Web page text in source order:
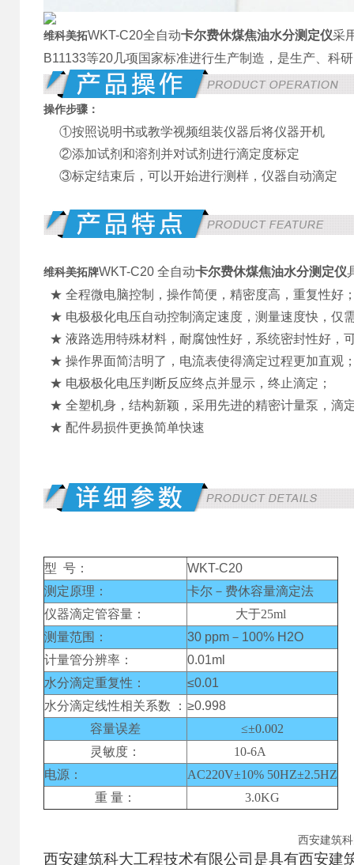
维科美拓WKT-C20全自动卡尔费休煤焦油水分测定仪采
B11133等20几项国家标准进行生产制造，是生产、科
操作步骤：
①按照说明书或教学视频组装仪器后将仪器开机
②添加试剂和溶剂并对试剂进行滴定度标定
③标定结束后，可以开始进行测样，仪器自动滴定
维科美拓牌WKT-C20 全自动卡尔费休煤焦油水分测定仪
★ 全程微电脑控制，操作简便，精密度高，重复性好
★ 电极极化电压自动控制滴定速度，测量速度快，仅
★ 液路选用特殊材料，耐腐蚀性好，系统密封性好，
★ 操作界面简洁明了，电流表使得滴定过程更加直观
★ 电极极化电压判断反应终点并显示，终止滴定；
★ 全塑机身，结构新颖， 采用先进的精密计量泵，滴
★ 配件易损件更换简单快速
型 号：
WKT-C20
测定原理：
卡尔－费休容量滴定法
仪器滴定管容量：
大于25ml
测量范围：
30 ppm－100% H2O
计量管分辨率：
0.01ml
水分滴定重复性：
≤0.01
水分滴定线性相关系数 ： ≥0.998
容量误差
≤±0.002
灵敏度：
10-6A
电源：
AC220V±10% 50HZ±2.5HZ
重 量：
3.0KG
西安建筑
西安建筑科大工程技术有限公司是具有西安